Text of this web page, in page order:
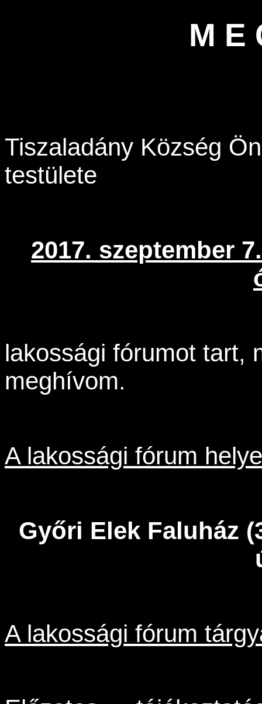
M E
Tiszaladány Község
testülete
2017. szeptember
lakossági fórumot tart,
meghívom.
A lakossági fórum
Győri Elek Faluház
A lakossági fórum